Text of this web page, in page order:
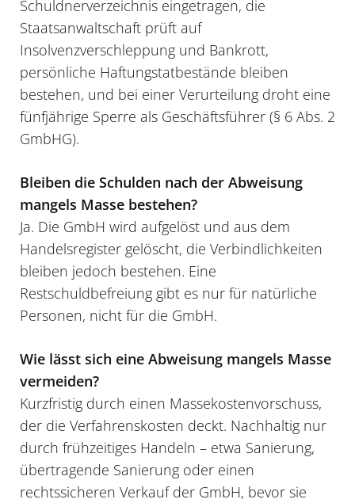
Schuldnerverzeichnis eingetragen, die
Staatsanwaltschaft prüft auf
Insolvenzverschleppung und Bankrott,
persönliche Haftungstatbestände bleiben
bestehen, und bei einer Verurteilung droht eine
fünfjährige Sperre als Geschäftsführer (§ 6 Abs. 2
GmbHG).
Bleiben die Schulden nach der Abweisung
mangels Masse bestehen?
Ja. Die GmbH wird aufgelöst und aus dem
Handelsregister gelöscht, die Verbindlichkeiten
bleiben jedoch bestehen. Eine
Restschuldbefreiung gibt es nur für natürliche
Personen, nicht für die GmbH.
Wie lässt sich eine Abweisung mangels Masse
vermeiden?
Kurzfristig durch einen Massekostenvorschuss,
der die Verfahrenskosten deckt. Nachhaltig nur
durch frühzeitiges Handeln – etwa Sanierung,
übertragende Sanierung oder einen
rechtssicheren Verkauf der GmbH, bevor sie